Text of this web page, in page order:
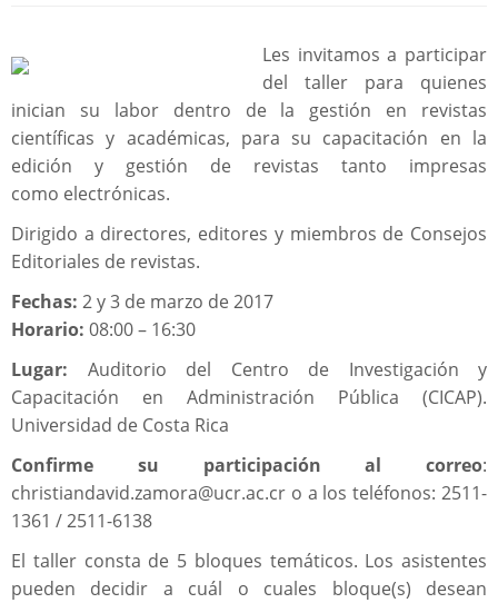
Les invitamos a participar
del taller para quienes
inician su labor dentro de la gestión en revistas
científicas y académicas, para su capacitación en la
edición y gestión de revistas tanto impresas
como electrónicas.
Dirigido a directores, editores y miembros de Consejos
Editoriales de revistas.
Fechas: 2 y 3 de marzo de 2017
Horario: 08:00 – 16:30
Lugar: Auditorio del Centro de Investigación y
Capacitación en Administración Pública (CICAP).
Universidad de Costa Rica
Confirme su participación al correo:
christiandavid.zamora@ucr.ac.cr o a los teléfonos: 2511-
1361 / 2511-6138
El taller consta de 5 bloques temáticos. Los asistentes
pueden decidir a cuál o cuales bloque(s) desean